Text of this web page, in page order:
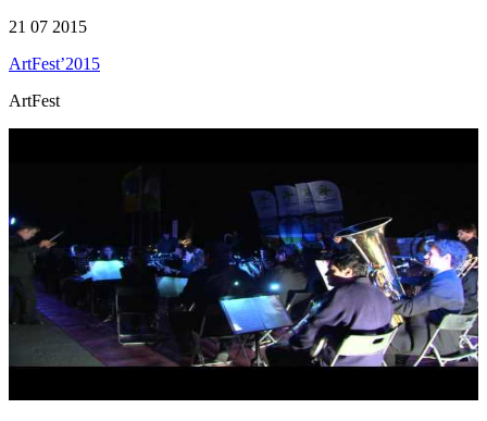
21 07 2015
ArtFest’2015
ArtFest